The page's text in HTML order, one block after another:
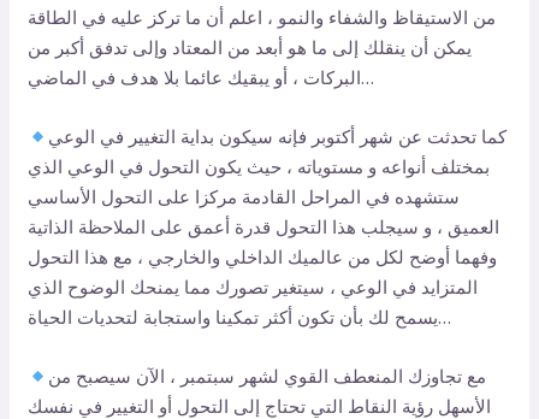
من الاستيقاظ والشفاء والنمو ، اعلم أن ما تركز عليه في الطاقة
يمكن أن ينقلك إلى ما هو أبعد من المعتاد وإلى تدفق أكبر من
البركات ، أو يبقيك عائما بلا هدف في الماضي…
كما تحدثت عن شهر أكتوبر فإنه سيكون بداية التغيير في الوعي
بمختلف أنواعه و مستوياته ، حيث يكون التحول في الوعي الذي
ستشهده في المراحل القادمة مركزا على التحول الأساسي
العميق ، و سيجلب هذا التحول قدرة أعمق على الملاحظة الذاتية
وفهما أوضح لكل من عالميك الداخلي والخارجي ، مع هذا التحول
المتزايد في الوعي ، سيتغير تصورك مما يمنحك الوضوح الذي
يسمح لك بأن تكون أكثر تمكينا واستجابة لتحديات الحياة…
مع تجاوزك المنعطف القوي لشهر سبتمبر ، الآن سيصبح من
الأسهل رؤية النقاط التي تحتاج إلى التحول أو التغيير في نفسك